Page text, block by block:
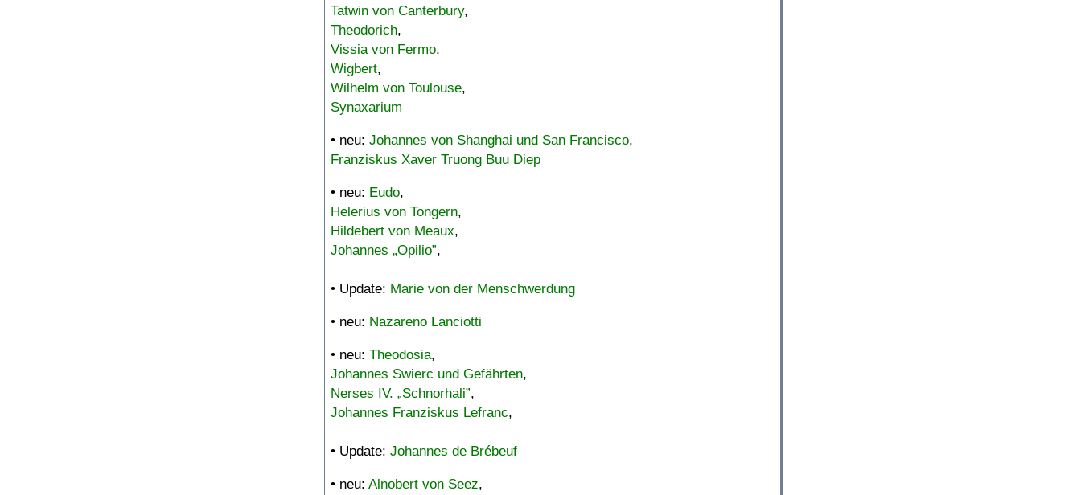
Tatwin von Canterbury,
Theodorich,
Vissia von Fermo,
Wigbert,
Wilhelm von Toulouse,
Synaxarium
• neu: Johannes von Shanghai und San Francisco,
Franziskus Xaver Truong Buu Diep
• neu: Eudo,
Helerius von Tongern,
Hildebert von Meaux,
Johannes „Opilio”,
• Update: Marie von der Menschwerdung
• neu: Nazareno Lanciotti
• neu: Theodosia,
Johannes Swierc und Gefährten,
Nerses IV. „Schnorhali”,
Johannes Franziskus Lefranc,
• Update: Johannes de Brébeuf
• neu: Alnobert von Seez,